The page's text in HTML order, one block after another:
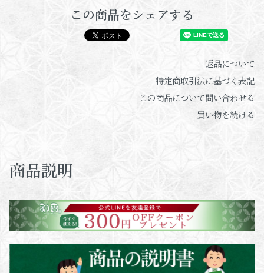
この商品をシェアする
返品について
特定商取引法に基づく表記
この商品について問い合わせる
買い物を続ける
商品説明